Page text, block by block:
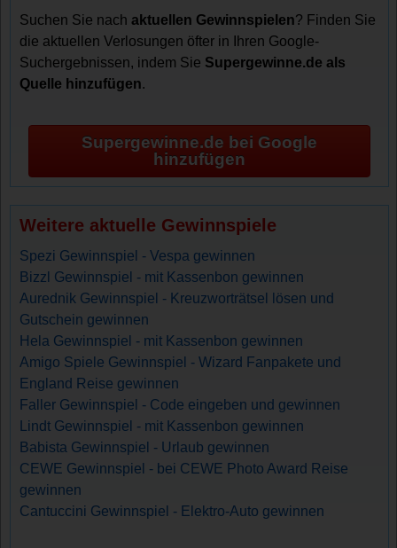
Suchen Sie nachaktuellen Gewinnspielen? Finden Sie
die aktuellen Verlosungen öfter in Ihren Google-
Suchergebnissen, indem Sie Supergewinne.de als
Quelle hinzufügen.
Supergewinne.de bei Google
hinzufügen
Weitere aktuelle Gewinnspiele
Spezi Gewinnspiel - Vespa gewinnen
Bizzl Gewinnspiel - mit Kassenbon gewinnen
Aurednik Gewinnspiel - Kreuzworträtsel lösen und
Gutschein gewinnen
Hela Gewinnspiel - mit Kassenbon gewinnen
Amigo Spiele Gewinnspiel - Wizard Fanpakete und
England Reise gewinnen
Faller Gewinnspiel - Code eingeben und gewinnen
Lindt Gewinnspiel - mit Kassenbon gewinnen
Babista Gewinnspiel - Urlaub gewinnen
CEWE Gewinnspiel - bei CEWE Photo Award Reise
gewinnen
Cantuccini Gewinnspiel - Elektro-Auto gewinnen